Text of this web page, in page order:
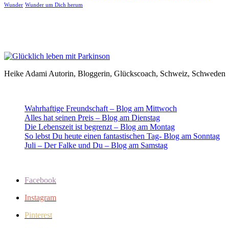
Wunder Wunder um Dich herum
Heike Adami Autorin, Bloggerin, Glückscoach, Schweiz, Schweden
Wahrhaftige Freundschaft – Blog am Mittwoch
Alles hat seinen Preis – Blog am Dienstag
Die Lebenszeit ist begrenzt – Blog am Montag
So lebst Du heute einen fantastischen Tag- Blog am Sonntag
Juli – Der Falke und Du – Blog am Samstag
Facebook
Instagram
Pinterest